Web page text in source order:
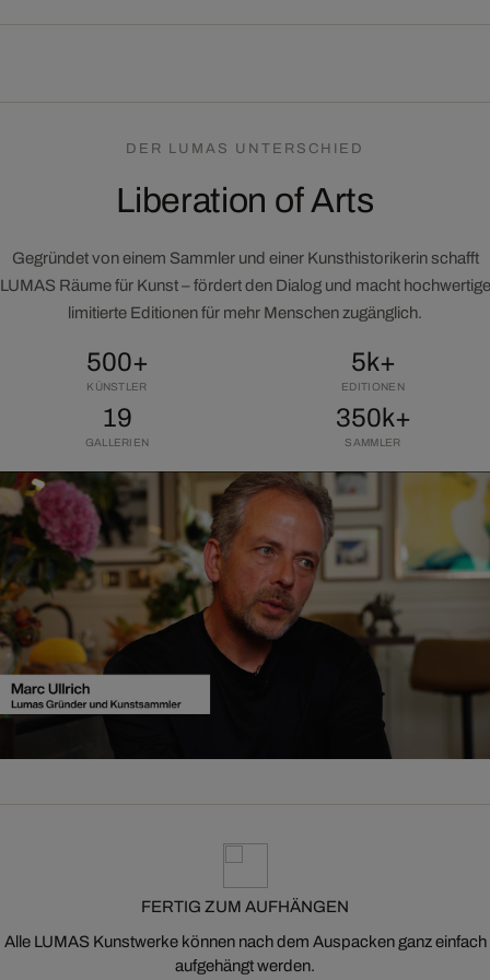
DER LUMAS UNTERSCHIED
Liberation of Arts
Gegründet von einem Sammler und einer Kunsthistorikerin schafft
LUMAS Räume für Kunst – fördert den Dialog und macht hochwertige
limitierte Editionen für mehr Menschen zugänglich.
500+
KÜNSTLER
5k+
EDITIONEN
19
GALLERIEN
350k+
SAMMLER
FERTIG ZUM AUFHÄNGEN
Alle LUMAS Kunstwerke können nach dem Auspacken ganz einfach
aufgehängt werden.